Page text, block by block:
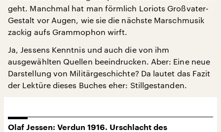
geht. Manchmal hat man förmlich Loriots Großvater-
Gestalt vor Augen, wie sie die nächste Marschmusik
zackig aufs Grammophon wirft.
Ja, Jessens Kenntnis und auch die von ihm
ausgewählten Quellen beeindrucken. Aber: Eine neue
Darstellung von Militärgeschichte? Da lautet das Fazit
der Lektüre dieses Buches eher: Stillgestanden.
Olaf Jessen: Verdun 1916. Urschlacht des